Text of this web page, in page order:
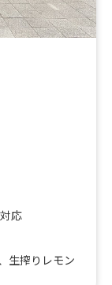
応
生搾りレモン